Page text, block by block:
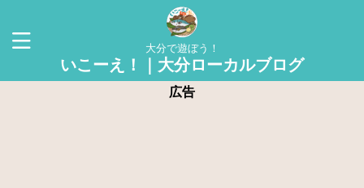
大分で遊ぼう！
いこーえ！｜大分ローカルブログ
広告